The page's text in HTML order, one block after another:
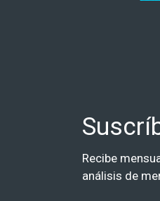
Recibe
análisis de